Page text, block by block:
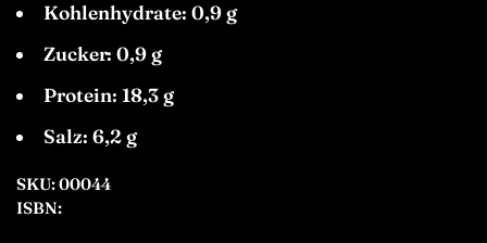
Kohlenhydrate: 0,9 g
Zucker: 0,9 g
Protein: 18,3 g
Salz: 6,2 g
SKU: 00044
ISBN: